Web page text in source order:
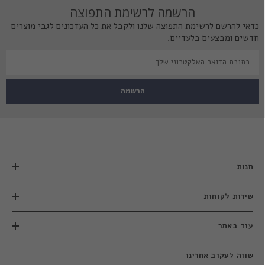
הרשמה לרשימת התפוצה
כדאי להרשם לרשימת התפוצה שלנו ולקבל את כל העדכונים לגבי מוצרים
חדשים ומבצעים בלעדיים.
הרשמה
חנות
שירות לקוחות
עוד באתר
שווה לעקוב אחרינו